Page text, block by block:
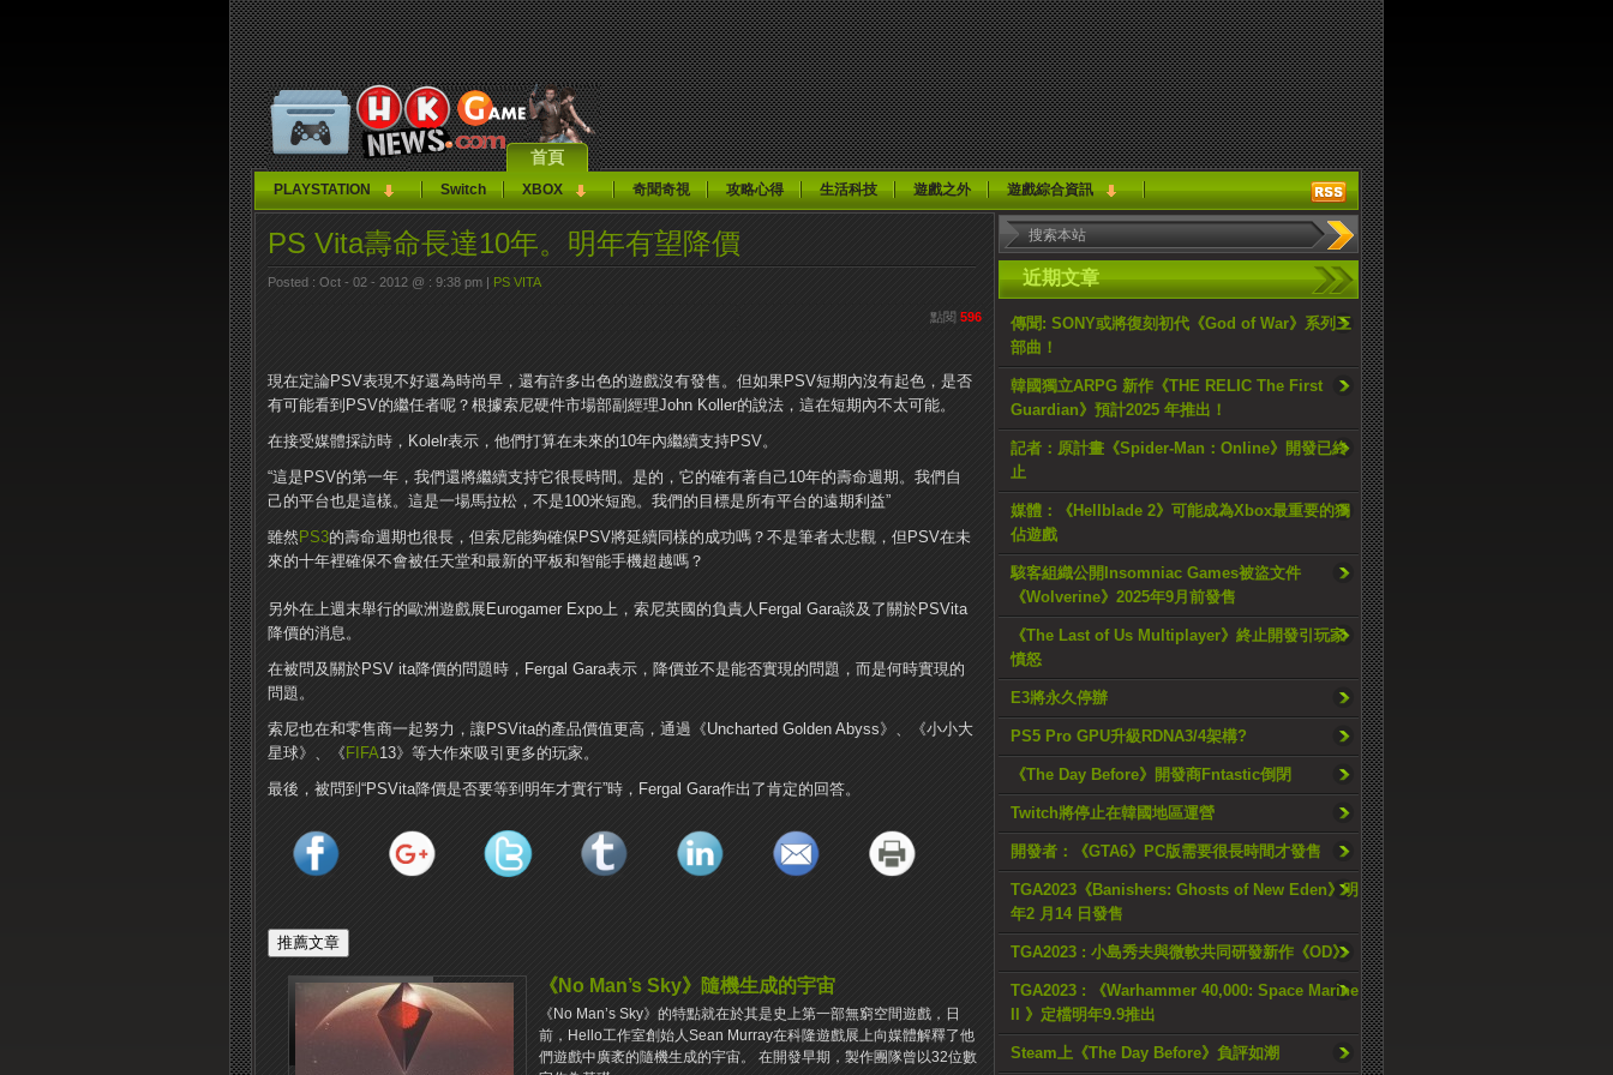
首頁
PLAYSTATION Switch XBOX 奇聞奇視 攻略心得 生活科技 遊戲之外 遊戲綜合資訊
近期文章
傳聞: SONY或將復刻初代《God of War》系列三
部曲！
韓國獨立ARPG 新作《THE RELIC The First
Guardian》預計2025 年推出！
記者：原計畫《Spider-Man：Online》開發已終
止
媒體：《Hellblade 2》可能成為Xbox最重要的獨
佔遊戲
駭客組織公開Insomniac Games被盜文件
《Wolverine》2025年9月前發售
《The Last of Us Multiplayer》終止開發引玩家
憤怒
E3將永久停辦
PS5 Pro GPU升級RDNA3/4架構?
《The Day Before》開發商Fntastic倒閉
Twitch將停止在韓國地區運營
開發者：《GTA6》PC版需要很長時間才發售
TGA2023《Banishers: Ghosts of New Eden》明
年2 月14 日發售
TGA2023 : 小島秀夫與微軟共同研發新作《OD》
TGA2023 : 《Warhammer 40,000: Space Marine
II 》定檔明年9.9推出
Steam上《The Day Before》負評如潮
PS Vita壽命長達10年。明年有望降價
Posted : Oct - 02 - 2012 @ : 9:38 pm | PS VITA
點閱 596
現在定論PSV表現不好還為時尚早，還有許多出色的遊戲沒有發售。但如果PSV短期內沒有起色，是否
有可能看到PSV的繼任者呢？根據索尼硬件市場部副經理John Koller的說法，這在短期內不太可能。
在接受媒體採訪時，Kolelr表示，他們打算在未來的10年內繼續支持PSV。
“這是PSV的第一年，我們還將繼續支持它很長時間。是的，它的確有著自己10年的壽命週期。我們自
己的平台也是這樣。這是一場馬拉松，不是100米短跑。我們的目標是所有平台的遠期利益”
雖然 PS3的壽命週期也很長，但索尼能夠確保PSV將延續同樣的成功嗎？不是筆者太悲觀，但PSV在未
來的十年裡確保不會被任天堂和最新的平板和智能手機超越嗎？
另外在上週末舉行的歐洲遊戲展Eurogamer Expo上，索尼英國的負責人Fergal Gara談及了關於PSVita
降價的消息。
在被問及關於PSV ita降價的問題時，Fergal Gara表示，降價並不是能否實現的問題，而是何時實現的
問題。
索尼也在和零售商一起努力，讓PSVita的產品價值更高，通過《Uncharted Golden Abyss》、《小小大
星球》、《 FIFA13》等大作來吸引更多的玩家。
最後，被問到“PSVita降價是否要等到明年才實行”時，Fergal Gara作出了肯定的回答。
《No Man’s Sky》隨機生成的宇宙
《No Man’s Sky》的特點就在於其是史上第一部無窮空間遊戲，日
前，Hello工作室創始人Sean Murray在科隆遊戲展上向媒體解釋了他
們遊戲中廣袤的隨機生成的宇宙。 在開發早期，製作團隊曾以32位數